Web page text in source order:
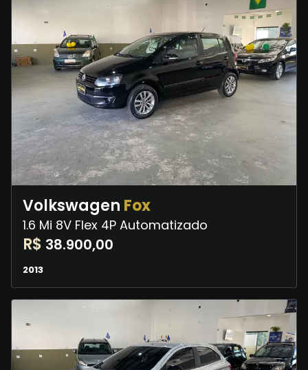
Volkswagen Fox
1.6 Mi 8V Flex 4P Automatizado
R$ 38.900,00
2013